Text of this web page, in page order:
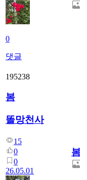
0
댓글
195238
봄
똘망천사
15
0
0
26.05.01
봄